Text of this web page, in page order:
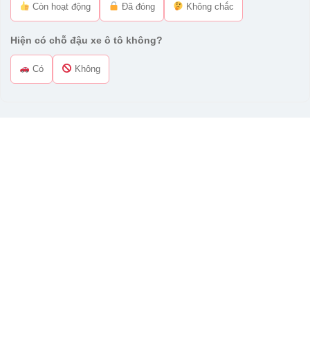
Còn hoạt động Đã đóng Không chắc
Hiện có chỗ đậu xe ô tô không?
Có Không